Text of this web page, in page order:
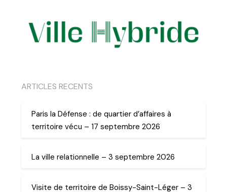
ARTICLES RECENTS
Paris la Défense : de quartier d’affaires à
territoire vécu – 17 septembre 2026
La ville relationnelle – 3 septembre 2026
Visite de territoire de Boissy-Saint-Léger – 3